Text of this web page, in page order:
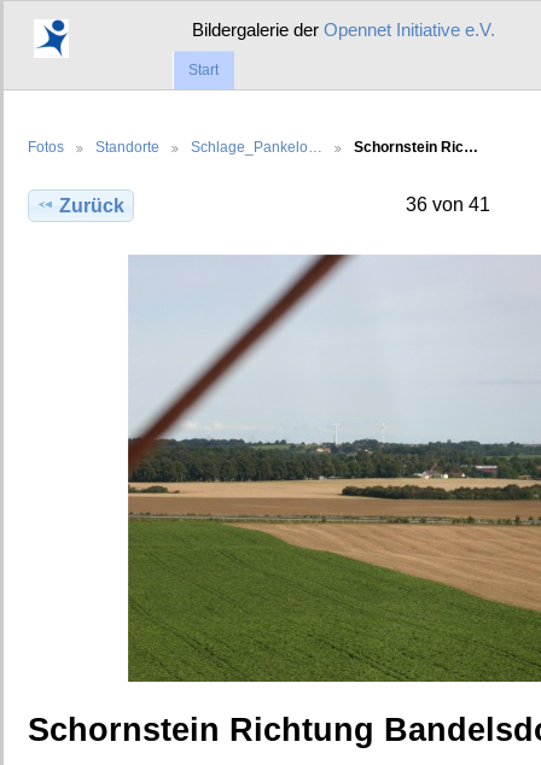
Bildergalerie derOpennet Initiative e.V.
Start
Fotos Standorte Schlage_Pankelo… Schornstein Ric…
Zurück 36 von 41
Schornstein Richtung